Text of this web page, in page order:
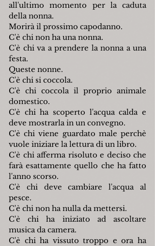
all'ultimo momento per la caduta
della nonna.
Morirà il prossimo capodanno.
C'è chi non ha una nonna.
C'è chi va a prendere la nonna a una
festa.
Queste nonne.
C'è chi si coccola.
C'è chi coccola il proprio animale
domestico.
C'è chi ha scoperto l'acqua calda e
deve mostrarla in un convegno.
C'è chi viene guardato male perchè
vuole iniziare la lettura di un libro.
C'è chi afferma risoluto e deciso che
farà esattamente quello che ha fatto
l'anno scorso.
C'è chi deve cambiare l'acqua al
pesce.
C'è chi non ha nulla da mettersi.
C'è chi ha iniziato ad ascoltare
musica da camera.
C'è chi ha vissuto troppo e ora ha